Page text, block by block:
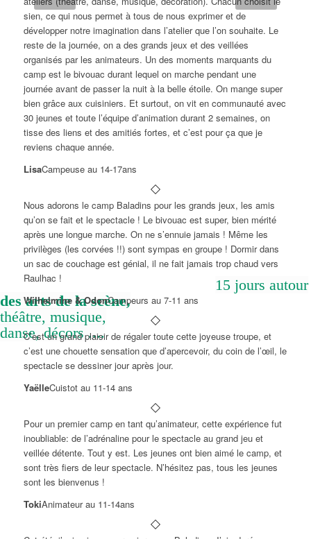
15 jours autour
des arts de la scène,
théâtre, musique,
danse, décors ....
sien, ce qui nous permet à tous de nous exprimer et de
développer notre imagination dans l’atelier que l’on souhaite. Le
reste de la journée, on a des grands jeux et des veillées
organisés par les animateurs. Un des moments marquants du
camp est le bivouac durant lequel on marche pendant une
journée avant de passer la nuit à la belle étoile. On mange super
bien grâce aux cuisiniers. Et surtout, on vit en communauté avec
30 jeunes et toute l’équipe d’animation durant 2 semaines, on
tisse des liens et des amitiés fortes, et c’est pour ça que je
reviens chaque année.
LisaCampeuse au 14-17ans
Nous adorons le camp Baladins pour les grands jeux, les amis
qu’on se fait et le spectacle ! Le bivouac est super, bien mérité
après une longue marche. On ne s’ennuie jamais ! Même les
privilèges (les corvées !!) sont sympas en groupe ! Dormir dans
un sac de couchage est génial, il ne fait jamais trop chaud vers
Raulhac !
Wilhelmine & OdonCampeurs au 7-11 ans
C’est un grand plaisir de régaler toute cette joyeuse troupe, et
c’est une chouette sensation que d’apercevoir, du coin de l’œil, le
spectacle se dessiner jour après jour.
YaëlleCuistot au 11-14 ans
Pour un premier camp en tant qu’animateur, cette expérience fut
inoubliable: de l’adrénaline pour le spectacle au grand jeu et
veillée détente. Tout y est. Les jeunes ont bien aimé le camp, et
sont très fiers de leur spectacle. N’hésitez pas, tous les jeunes
sont les bienvenus !
TokiAnimateur au 11-14ans